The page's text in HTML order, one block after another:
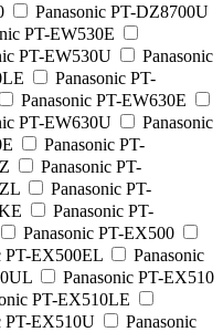
Panasonic PT-DZ8700U
PT-EW530E
PT-EW530U
Panasonic
Panasonic PT-
Panasonic PT-EW630E
PT-EW630U
Panasonic
Panasonic PT-
Panasonic PT-
Panasonic PT-
Panasonic PT-
Panasonic PT-EX500
PT-EX500EL
Panasonic
Panasonic PT-EX510
PT-EX510LE
PT-EX510U
Panasonic